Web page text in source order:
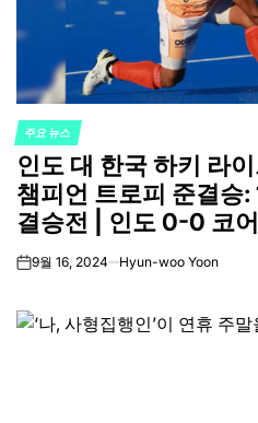
POSTED
IN
주요 뉴스
인도 대 한국 하키 라
챔피언 트로피 준결승:
결승전 | 인도 0-0 코어
on9월 16, 2024 Hyun-woo Yoon